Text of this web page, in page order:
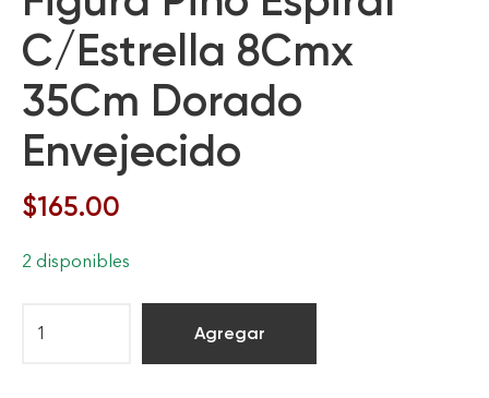
C/Estrella 8Cmx
35Cm Dorado
Envejecido
$165.00
2 disponibles
Agregar